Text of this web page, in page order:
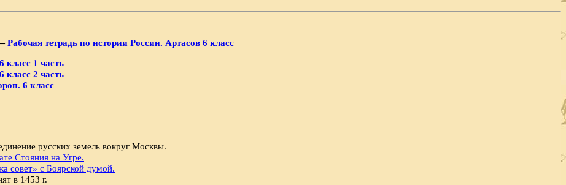
Рабочая тетрадь по истории России. Артасов 6 класс
класс 1 часть
класс 2 часть
6 класс
русских земель вокруг Москвы.
Стояния на Угре.
совет» с Боярской думой.
в 1453 г.